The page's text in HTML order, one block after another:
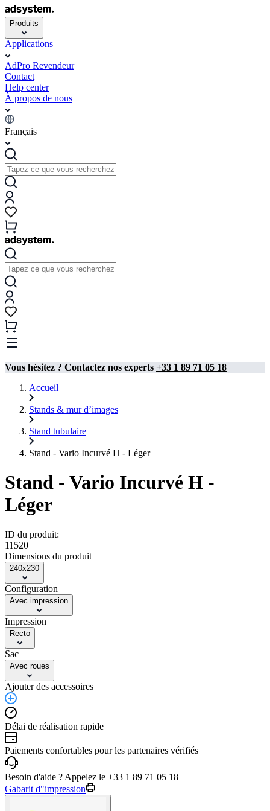
Produits
Applications
AdPro Revendeur
Contact
Help center
À propos de nous
Français
Vous hésitez ? Contactez nos experts +33 1 89 71 05 18
Accueil
Stands & mur d’images
Stand tubulaire​
Stand - Vario Incurvé H - Léger
Stand - Vario Incurvé H -
Léger
ID du produit:
11520
Dimensions du produit
240x230
Configuration
Avec impression
Impression
Recto
Sac
Avec roues
Ajouter des accessoires
Délai de réalisation rapide
Paiements confortables pour les partenaires vérifiés
Besoin d'aide ? Appelez le +33 1 89 71 05 18
Gabarit d"impression